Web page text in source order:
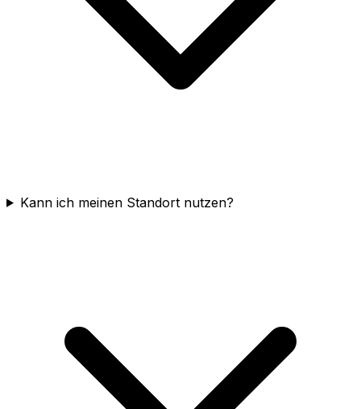
Kann ich meinen Standort nutzen?